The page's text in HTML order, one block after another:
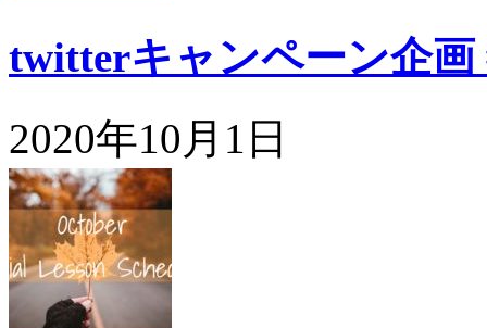
twitterキャンペーン企画
2020年10月1日